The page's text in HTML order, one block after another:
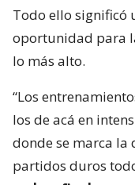
Todo ello significó
oportunidad para
lo más alto.
“Los
los de acá en
donde se marca la
partidos duros